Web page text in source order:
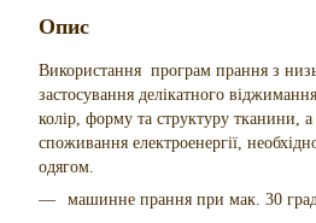
Опис
Використання програм прання з
застосування делікатного
колір, форму та структуру тканини,
споживання електроенергії,
одягом.
машинне прання при мак. 30